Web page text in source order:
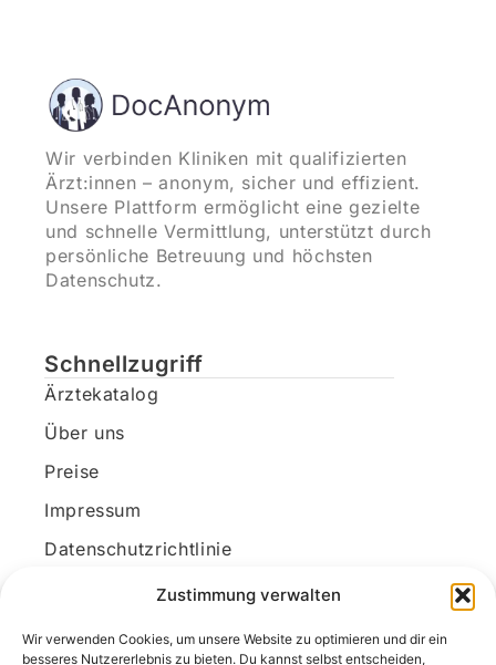
Zustimmung verwalten
Wir verwenden Cookies, um unsere Website zu optimieren und dir ein
besseres Nutzererlebnis zu bieten. Du kannst selbst entscheiden,
Wir verbinden Kliniken mit qualifizierten
Ärzt:innen – anonym, sicher und effizient.
Unsere Plattform ermöglicht eine gezielte
und schnelle Vermittlung, unterstützt durch
persönliche Betreuung und höchsten
Datenschutz.
Schnellzugriff
Ärztekatalog
Über uns
Preise
Impressum
Datenschutzrichtlinie
Kundenkonto
Unsere Kontaktdaten